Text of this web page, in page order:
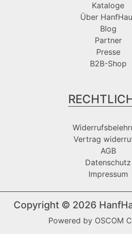
Kataloge
Über
Blog
Partner
Presse
B2B-Shop
Vertrag
AGB
Datenschutz
Impressum
Copyright © 2026
Powered by OSCOM